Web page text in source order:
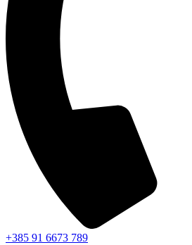
+385 91 6673 789